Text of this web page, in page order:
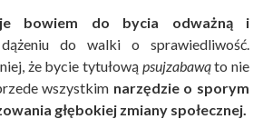
bowiem do bycia odważną i
do walki o sprawiedliwość.
że bycie tytułową psujzabawąto nie
wszystkim narzędzie o sporym
głębokiej zmiany społecznej.